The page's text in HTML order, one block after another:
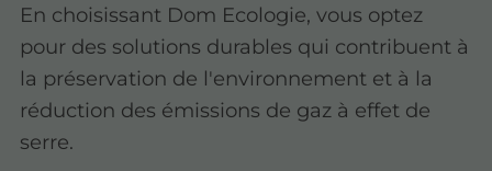
En choisissant Dom Ecologie, vous optez
pour des solutions durables qui contribuent à
la préservation de l'environnement et à la
réduction des émissions de gaz à effet de
serre.